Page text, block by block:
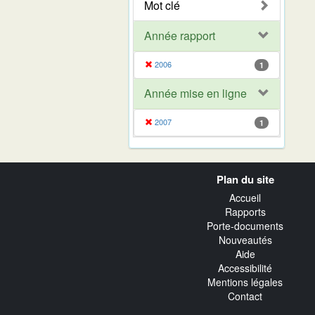
Mot clé
Année rapport
2006 1
Année mise en ligne
2007 1
Plan du site
Accueil
Rapports
Porte-documents
Nouveautés
Aide
Accessibilité
Mentions légales
Contact